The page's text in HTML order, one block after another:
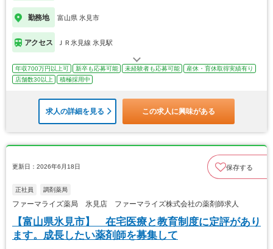
勤務地 富山県 氷見市
アクセス ＪＲ氷見線 氷見駅
年収700万円以上可 新卒も応募可能 未経験者も応募可能
産休・育休取得実績有り
店舗数30以上
積極採用中
求人の詳細を見る この求人に興味がある
更新日：2026年6月18日 保存する
正社員 調剤薬局
ファーマライズ薬局 氷見店 ファーマライズ株式会社の薬剤師求人
【富山県氷見市】 在宅医療と教育制度に定評があり
ます。成長したい薬剤師を募集して